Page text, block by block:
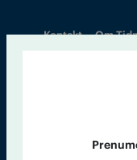
Kontakt Om
Accent